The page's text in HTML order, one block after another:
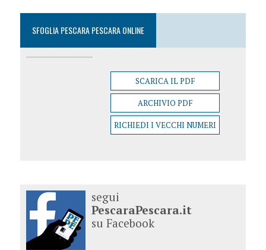
SFOGLIA PESCARA PESCARA ONLINE
SCARICA IL PDF
ARCHIVIO PDF
RICHIEDI I VECCHI NUMERI
segui
PescaraPescara.it
su Facebook